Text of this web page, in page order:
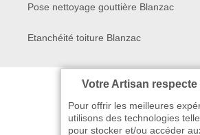
Pose nettoyage gouttière Blanzac
Etanchéité toiture Blanzac
Votre Artisan
Pour offrir les meilleures
utilisons des technologies
pour stocker et/ou accéder